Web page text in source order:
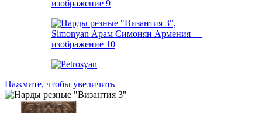
Нажмите, чтобы увеличить